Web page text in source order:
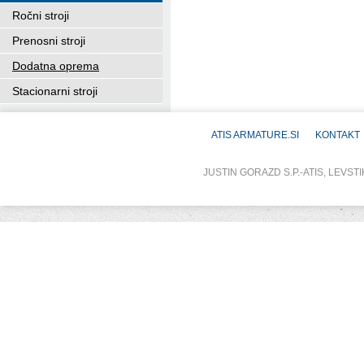
Ročni stroji
Prenosni stroji
Dodatna oprema
Stacionarni stroji
ATIS ARMATURE.SI KONTAKT
JUSTIN GORAZD S.P.-ATIS,